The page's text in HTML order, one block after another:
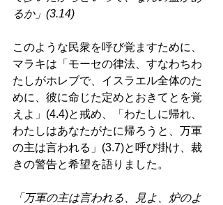
るか」(3.14)
このような民衆を呼び覚ますために、
マラキは「モーセの律法、すなわちわ
たしがホレブで、イスラエル全体のた
めに、彼に命じた定めとおきてとを覚
えよ」(4.4)と戒め、「わたしに帰れ、
わたしはあなたがたに帰ろうと、万軍
の主は言われる」(3.7)と呼び掛け、裁
きの警告と希望を語りました。
「万軍の主は言われる、見よ、炉のよ